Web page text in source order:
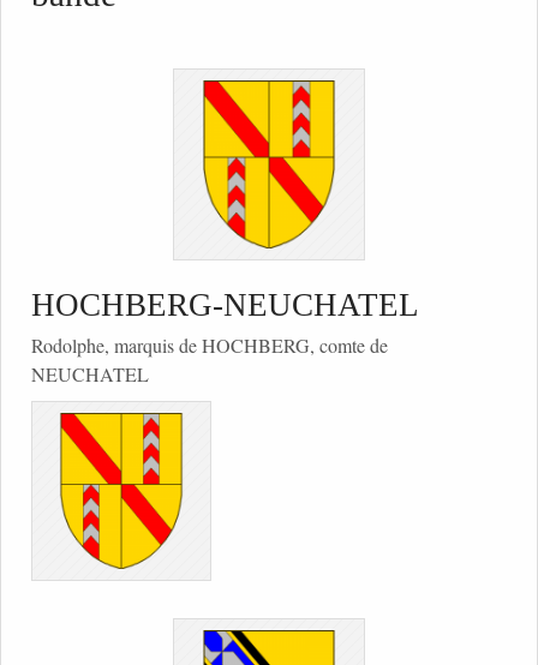
HOCHBERG-NEUCHATEL
Rodolphe, marquis de HOCHBERG, comte de
NEUCHATEL